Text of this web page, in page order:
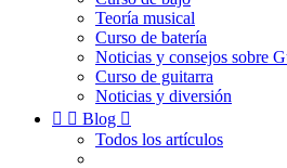
Teoría musical
Curso de batería
Noticias y consejos sobre
Curso de guitarra
Noticias y diversión
  Blog 
Todos los artículos